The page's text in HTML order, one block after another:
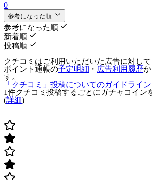
0
参考になった順
参考になった順
新着順
投稿順
クチコミはご利用いただいた広告に対して
ポイント通帳の予定明細 ・ 広告利用履歴
す。
「クチコミ」投稿についてのガイドライン
1件クチコミ投稿するごとに ガチャコイン
(詳細)